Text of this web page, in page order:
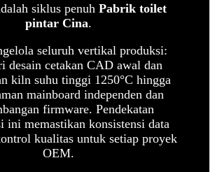
siklus penuh Pabrik toilet
pintar Cina.
seluruh vertikal produksi:
desain cetakan CAD awal dan
kiln suhu tinggi 1250°C hingga
mainboard independen dan
firmware. Pendekatan
ini memastikan konsistensi data
kualitas untuk setiap proyek
OEM.